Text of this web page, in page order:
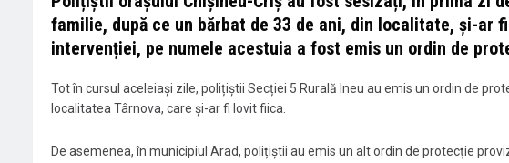
familie, după ce un bărbat de 33 de ani, din localitate, și-ar
intervenției, pe numele acestuia a fost emis un ordin de
Tot în cursul aceleiași zile, polițiștii Secției 5 Rurală Ineu au emis un ordin de
localitatea Târnova, care și-ar fi lovit fiica.
De asemenea, în municipiul Arad, polițiștii au emis un alt ordin de protecție